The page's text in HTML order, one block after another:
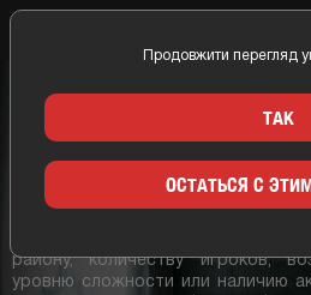
КВЕСТ
На этой странице собраны
району, количеству игроков,
уровню сложности или наличию
Продовжити перегляд
ТАК
ОСТАТЬСЯ С